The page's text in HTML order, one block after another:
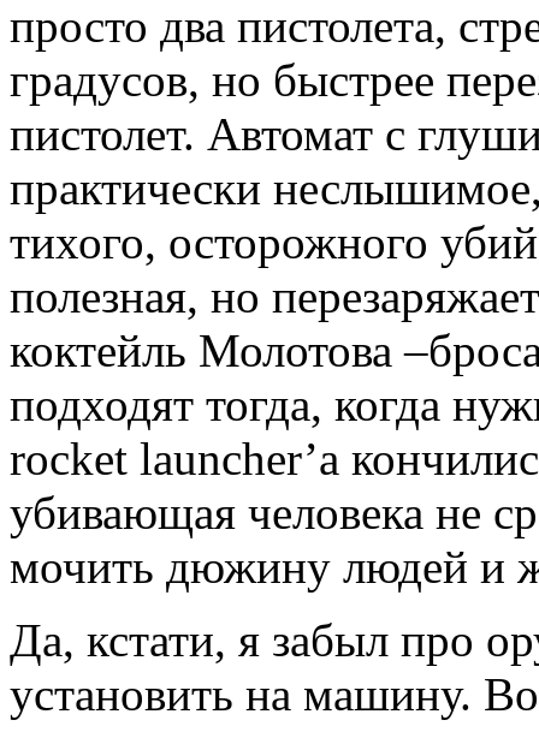
просто два пистолета,
градусов, но быстрее
пистолет. Автомат с
практически
тихого, осторожного
полезная, но
коктейль Молотова
подходят тогда, когда
rocket launcher’a
убивающая человека не
мочить дюжину людей и
Да, кстати, я забыл про
установить на машину.